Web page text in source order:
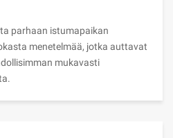
parhaan istumapaikan
menetelmää, jotka auttavat
mukavasti